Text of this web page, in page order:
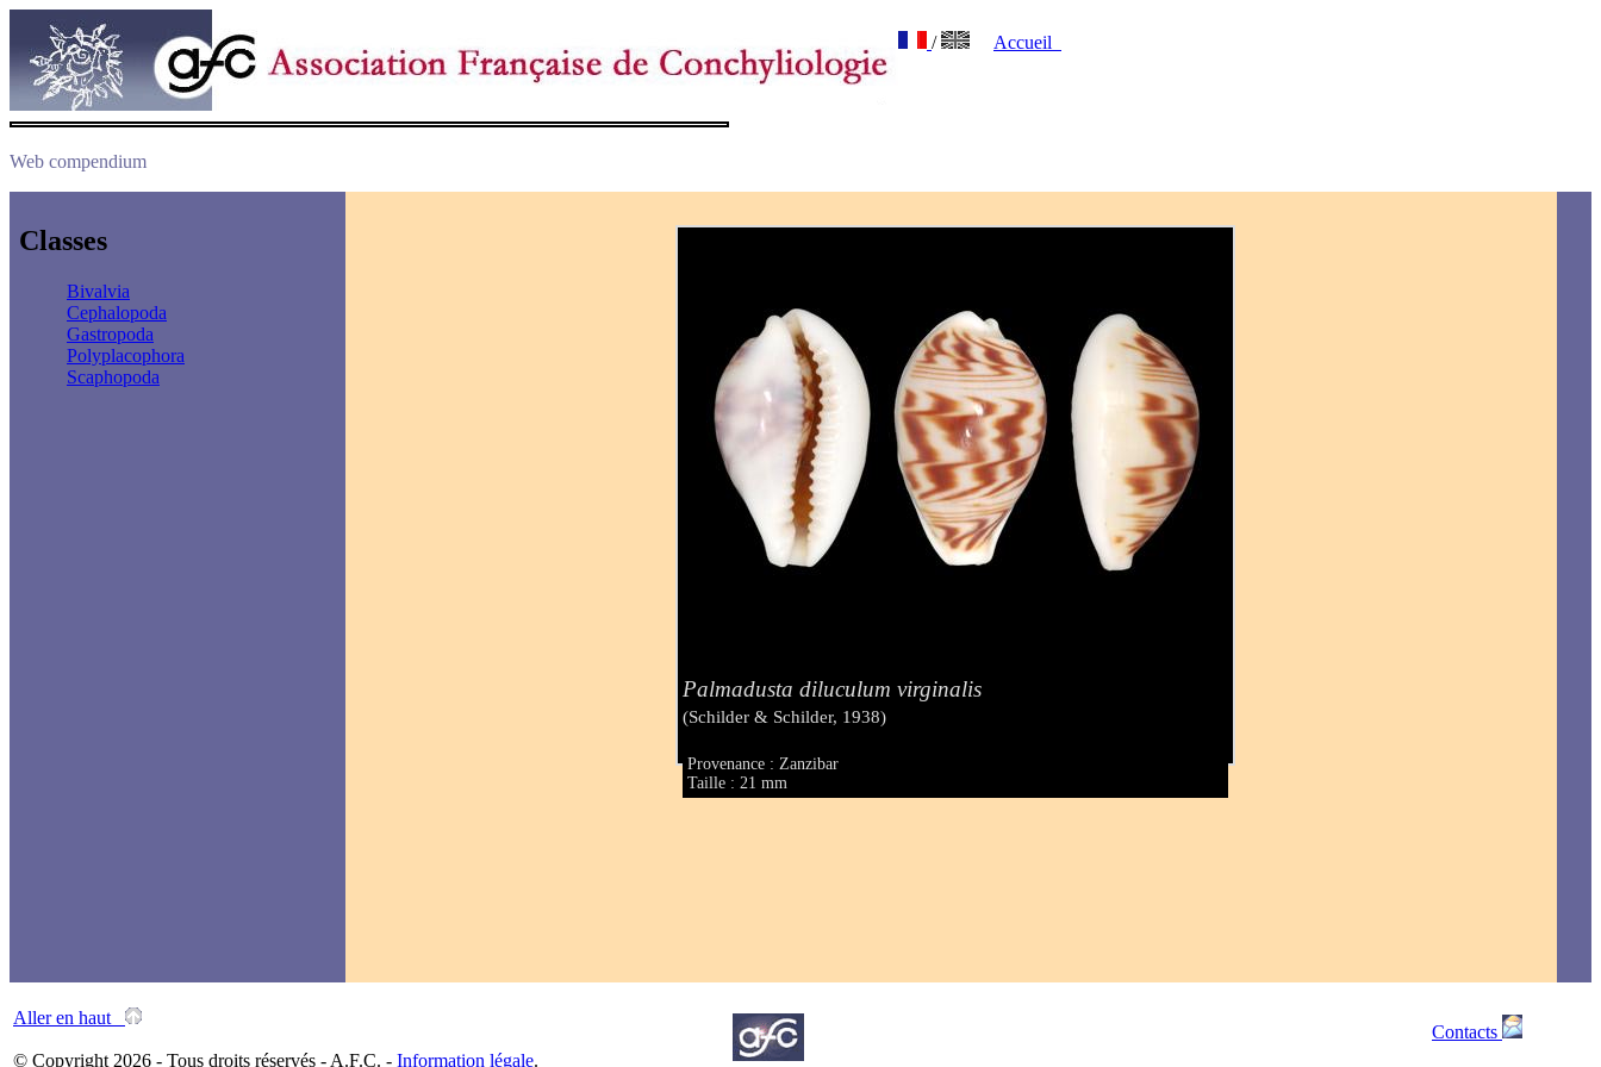
/ Accueil
Web compendium
Classes
Bivalvia
Cephalopoda
Gastropoda
Polyplacophora
Scaphopoda
Palmadusta diluculum virginalis
(Schilder & Schilder, 1938)
Provenance : Zanzibar
Taille : 21 mm
Aller en haut
© Copyright 2026 - Tous droits réservés - A.F.C. - Information légale.
Contacts